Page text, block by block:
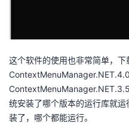
这个软件的使用也非常简单，下
统安装了哪个版本的运行库就
装了，哪个都能运行。